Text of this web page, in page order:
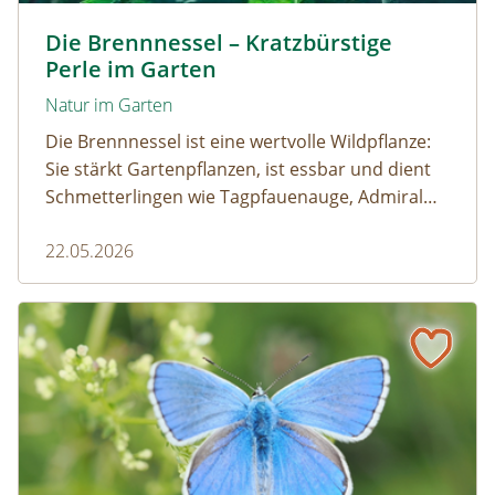
Die Brennnessel – Kratzbürstige
Perle im Garten
Natur im Garten
Die Brennnessel ist eine wertvolle Wildpflanze:
Sie stärkt Gartenpflanzen, ist essbar und dient
Schmetterlingen wie Tagpfauenauge, Admiral
Wer sie im Garten stehen lässt, fördert die
Artenvielfalt.
22.05.2026
Schmetterling des Jahres 2026 – Der Himmelblaue